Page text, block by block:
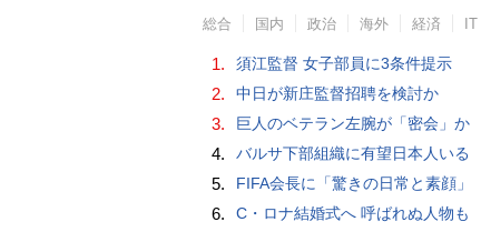
総合 国内 政治 海外 経済 IT
1. 須江監督 女子部員に3条件提示
2. 中日が新庄監督招聘を検討か
3. 巨人のベテラン左腕が「密会」か
4. バルサ下部組織に有望日本人いる
5. FIFA会長に「驚きの日常と素顔」
6. C・ロナ結婚式へ 呼ばれぬ人物も